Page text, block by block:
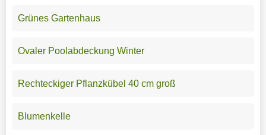
Grünes Gartenhaus
Ovaler Poolabdeckung Winter
Rechteckiger Pflanzkübel 40 cm groß
Blumenkelle